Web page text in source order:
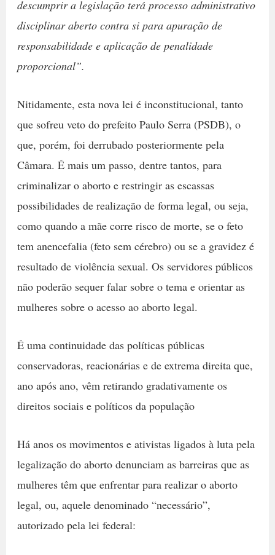
descumprir a legislação terá processo administrativo
disciplinar aberto contra si para apuração de
responsabilidade e aplicação de penalidade
proporcional”.
Nitidamente, esta nova lei é inconstitucional, tanto
que sofreu veto do prefeito Paulo Serra (PSDB), o
que, porém, foi derrubado posteriormente pela
Câmara. É mais um passo, dentre tantos, para
criminalizar o aborto e restringir as escassas
possibilidades de realização de forma legal, ou seja,
como quando a mãe corre risco de morte, se o feto
tem anencefalia (feto sem cérebro) ou se a gravidez é
resultado de violência sexual. Os servidores públicos
não poderão sequer falar sobre o tema e orientar as
mulheres sobre o acesso ao aborto legal.
É uma continuidade das políticas públicas
conservadoras, reacionárias e de extrema direita que,
ano após ano, vêm retirando gradativamente os
direitos sociais e políticos da população
Há anos os movimentos e ativistas ligados à luta pela
legalização do aborto denunciam as barreiras que as
mulheres têm que enfrentar para realizar o aborto
legal, ou, aquele denominado “necessário”,
autorizado pela lei federal: